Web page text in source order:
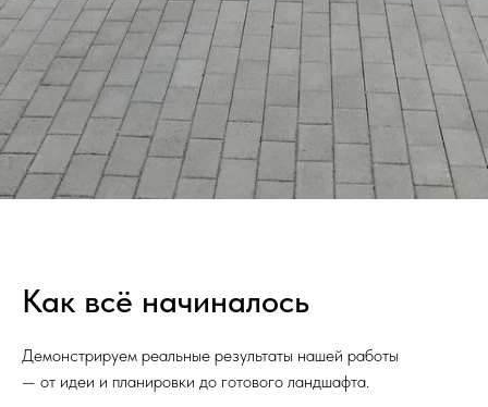
Как всё начиналось
Демонстрируем реальные результаты нашей работы
— от идеи и планировки до готового ландшафта.